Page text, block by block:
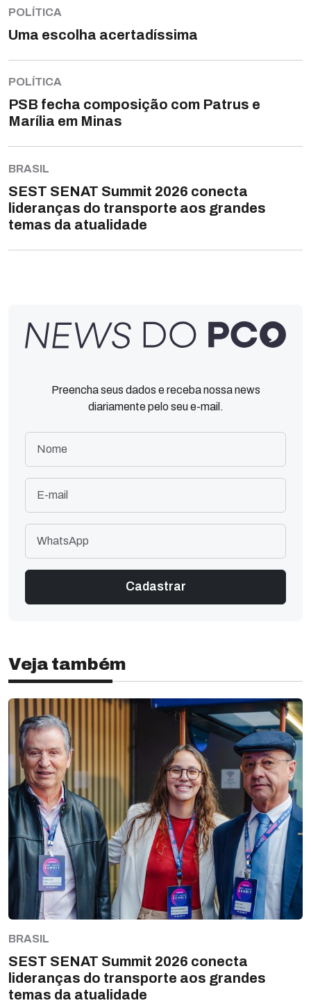
POLÍTICA
Uma escolha acertadíssima
POLÍTICA
PSB fecha composição com Patrus e
Marília em Minas
BRASIL
SEST SENAT Summit 2026 conecta
lideranças do transporte aos grandes
temas da atualidade
Preencha seus dados e receba nossa news
diariamente pelo seu e-mail.
Veja também
BRASIL
SEST SENAT Summit 2026 conecta
lideranças do transporte aos grandes
temas da atualidade